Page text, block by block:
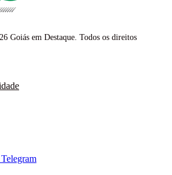
Goiás em Destaque. Todos os direitos
Telegram